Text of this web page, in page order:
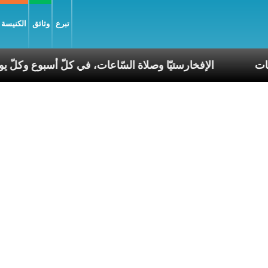
وثائق تبرع
الإفخارستيّا وصلاة السّاعات، في الانقسامات